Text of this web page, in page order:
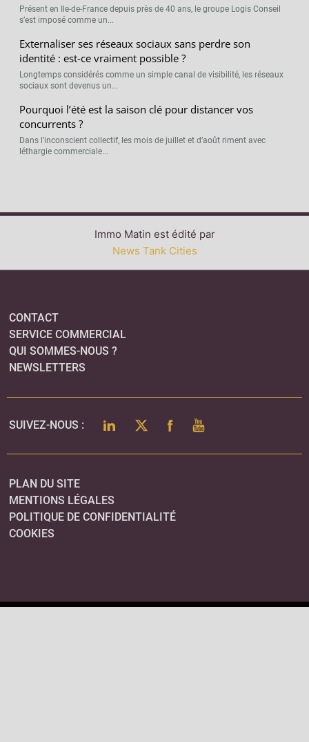
Présent en Ile-de-France depuis près de 40 ans, le groupe Logis Conseil
s’est imposé comme un...
Externaliser ses réseaux sociaux sans perdre son
identité : est-ce vraiment possible ?
Longtemps considérés comme un simple canal de visibilité, les réseaux
sociaux sont devenus un...
Pourquoi l’été est la saison clé pour distancer vos
concurrents ?
Dans l’inconscient collectif, les mois de juillet et d’août riment avec
léthargie commerciale...
Immo Matin est édité par
News Tank Cities
CONTACT
SERVICE COMMERCIAL
QUI SOMMES-NOUS ?
NEWSLETTERS
SUIVEZ-NOUS : LINKEDINTWITTERFACEBOOK
YOUTUBE
PLAN DU SITE
MENTIONS LÉGALES
POLITIQUE DE CONFIDENTIALITÉ
COOKIES